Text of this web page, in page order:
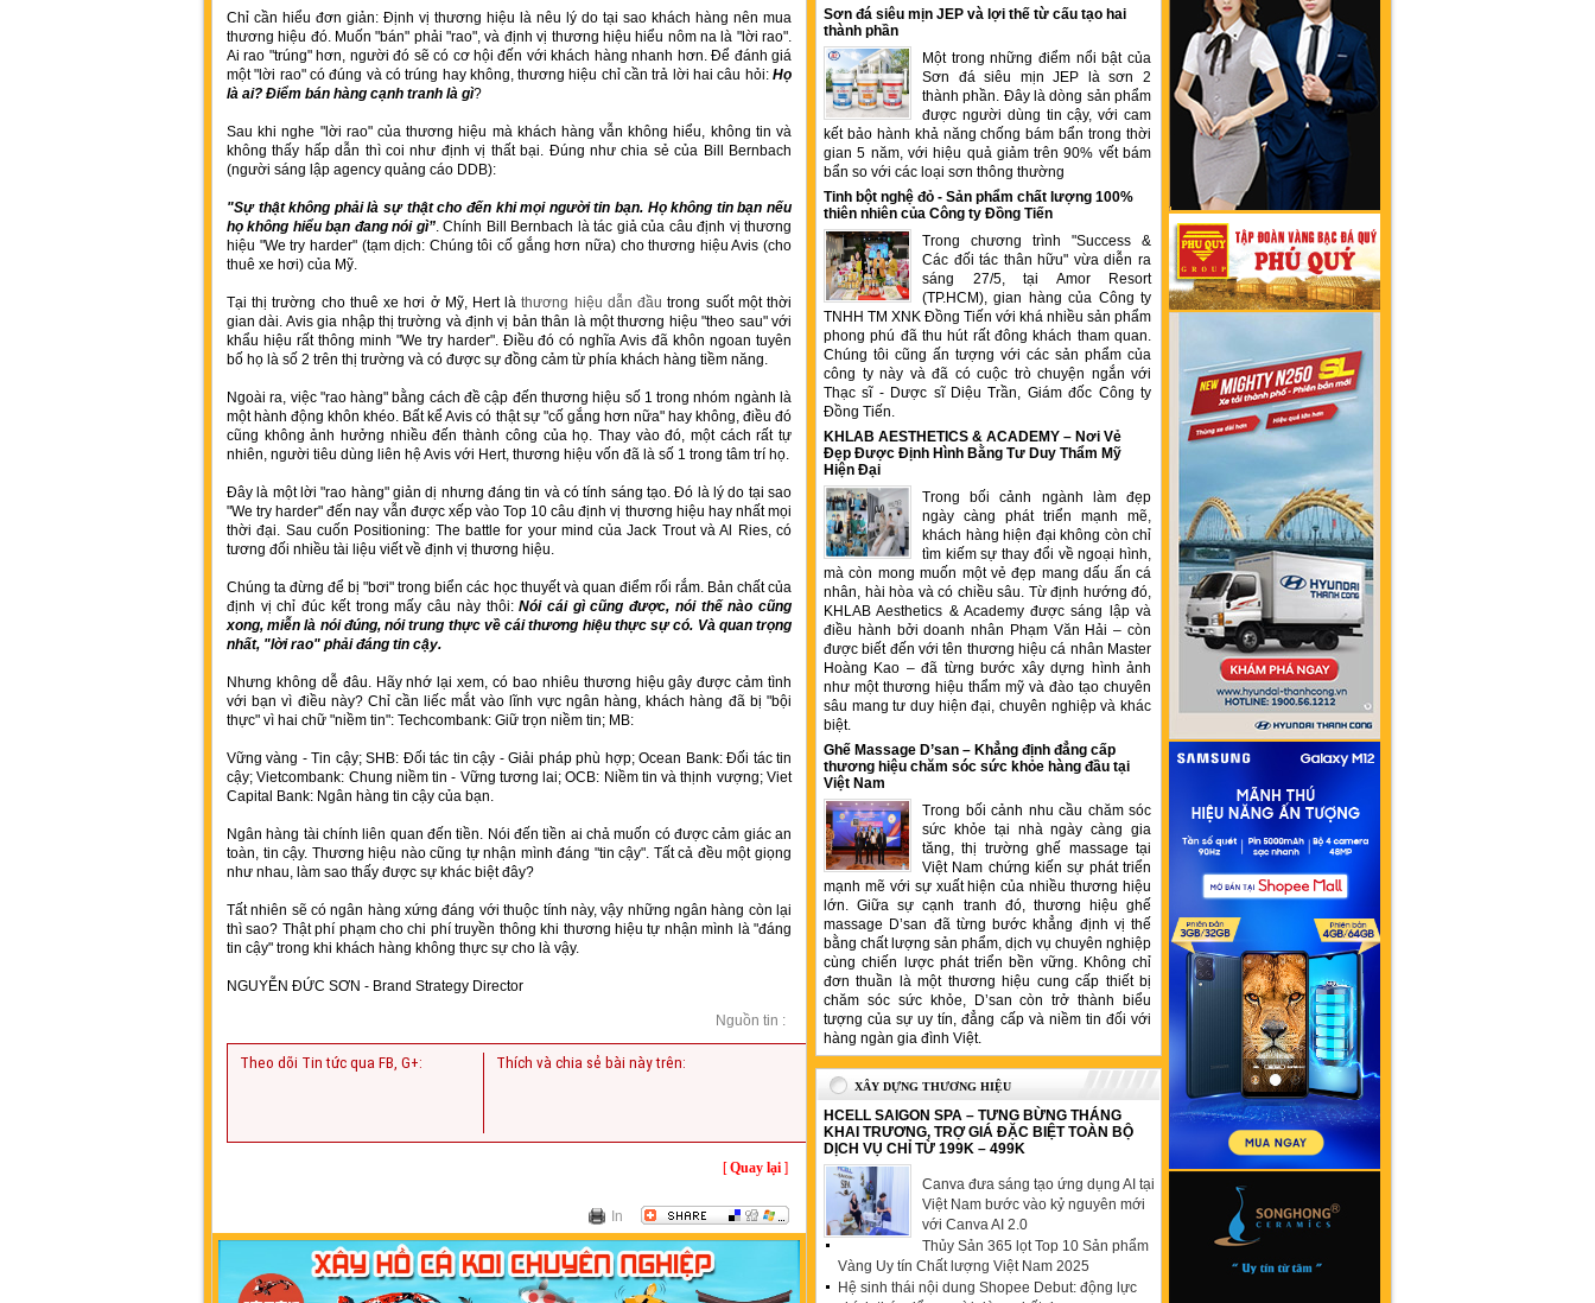
Chỉ cần hiểu đơn giản: Định vị thương hiệu là nêu lý do tại sao khách hàng nên mua
thương hiệu đó. Muốn "bán" phải "rao", và định vị thương hiệu hiểu nôm na là "lời rao".
Ai rao "trúng" hơn, người đó sẽ có cơ hội đến với khách hàng nhanh hơn. Để đánh giá
một "lời rao" có đúng và có trúng hay không, thương hiệu chỉ cần trả lời hai câu hỏi: Họ
là ai? Điểm bán hàng cạnh tranh là gì?
Sau khi nghe "lời rao" của thương hiệu mà khách hàng vẫn không hiểu, không tin và
không thấy hấp dẫn thì coi như định vị thất bại. Đúng như chia sẻ của Bill Bernbach
(người sáng lập agency quảng cáo DDB):
"Sự thật không phải là sự thật cho đến khi mọi người tin bạn. Họ không tin bạn nếu
họ không hiểu bạn đang nói gì”. Chính Bill Bernbach là tác giả của câu định vị thương
hiệu "We try harder" (tạm dịch: Chúng tôi cố gắng hơn nữa) cho thương hiệu Avis (cho
thuê xe hơi) của Mỹ.
Tại thị trường cho thuê xe hơi ở Mỹ, Hert làthương hiệu dẫn đầu trong suốt một thời
gian dài. Avis gia nhập thị trường và định vị bản thân là một thương hiệu "theo sau" với
khẩu hiệu rất thông minh "We try harder". Điều đó có nghĩa Avis đã khôn ngoan tuyên
bố họ là số 2 trên thị trường và có được sự đồng cảm từ phía khách hàng tiềm năng.
Ngoài ra, việc "rao hàng" bằng cách đề cập đến thương hiệu số 1 trong nhóm ngành là
một hành động khôn khéo. Bất kể Avis có thật sự "cố gắng hơn nữa" hay không, điều đó
cũng không ảnh hưởng nhiều đến thành công của họ. Thay vào đó, một cách rất tự
nhiên, người tiêu dùng liên hệ Avis với Hert, thương hiệu vốn đã là số 1 trong tâm trí họ.
Đây là một lời "rao hàng" giản dị nhưng đáng tin và có tính sáng tạo. Đó là lý do tại sao
"We try harder" đến nay vẫn được xếp vào Top 10 câu định vị thương hiệu hay nhất mọi
thời đại. Sau cuốn Positioning: The battle for your mind của Jack Trout và Al Ries, có
tương đối nhiều tài liệu viết về định vị thương hiệu.
Chúng ta đừng để bị "bơi" trong biển các học thuyết và quan điểm rối rắm. Bản chất của
định vị chỉ đúc kết trong mấy câu này thôi:Nói cái gì cũng được, nói thế nào cũng
xong, miễn là nói đúng, nói trung thực về cái thương hiệu thực sự có. Và quan trọng
nhất, "lời rao" phải đáng tin cậy.
Nhưng không dễ đâu. Hãy nhớ lại xem, có bao nhiêu thương hiệu gây được cảm tình
với bạn vì điều này? Chỉ cần liếc mắt vào lĩnh vực ngân hàng, khách hàng đã bị "bội
thực" vì hai chữ "niềm tin": Techcombank: Giữ trọn niềm tin; MB:
Vững vàng - Tin cậy; SHB: Đối tác tin cậy - Giải pháp phù hợp; Ocean Bank: Đối tác tin
cậy; Vietcombank: Chung niềm tin - Vững tương lai; OCB: Niềm tin và thịnh vượng; Viet
Capital Bank: Ngân hàng tin cậy của bạn.
Ngân hàng tài chính liên quan đến tiền. Nói đến tiền ai chả muốn có được cảm giác an
toàn, tin cậy. Thương hiệu nào cũng tự nhận mình đáng "tin cậy". Tất cả đều một giọng
như nhau, làm sao thấy được sự khác biệt đây?
Tất nhiên sẽ có ngân hàng xứng đáng với thuộc tính này, vậy những ngân hàng còn lại
thì sao? Thật phí phạm cho chi phí truyền thông khi thương hiệu tự nhận mình là "đáng
tin cậy" trong khi khách hàng không thực sự cho là vậy.
NGUYỄN ĐỨC SƠN - Brand Strategy Director
Nguồn tin :
Theo dõi Tin tức qua FB, G+: Thích và chia sẻ bài này trên:
[Quay lại ]
In
Sơn đá siêu mịn JEP và lợi thế từ cấu tạo hai
thành phần
Một trong những điểm nổi bật của
Sơn đá siêu mịn JEP là sơn 2
thành phần. Đây là dòng sản phẩm
được người dùng tin cậy, với cam
kết bảo hành khả năng chống bám bẩn trong thời
gian 5 năm, với hiệu quả giảm trên 90% vết bám
bẩn so với các loại sơn thông thường
Tinh bột nghệ đỏ - Sản phẩm chất lượng 100%
thiên nhiên của Công ty Đồng Tiến
Trong chương trình "Success &
Các đối tác thân hữu" vừa diễn ra
sáng 27/5, tại Amor Resort
(TP.HCM), gian hàng của Công ty
TNHH TM XNK Đồng Tiến với khá nhiều sản phẩm
phong phú đã thu hút rất đông khách tham quan.
Chúng tôi cũng ấn tượng với các sản phẩm của
công ty này và đã có cuộc trò chuyện ngắn với
Thạc sĩ - Dược sĩ Diệu Trần, Giám đốc Công ty
Đồng Tiến.
KHLAB AESTHETICS & ACADEMY – Nơi Vẻ
Đẹp Được Định Hình Bằng Tư Duy Thẩm Mỹ
Hiện Đại
Trong bối cảnh ngành làm đẹp
ngày càng phát triển mạnh mẽ,
khách hàng hiện đại không còn chỉ
tìm kiếm sự thay đổi về ngoại hình,
mà còn mong muốn một vẻ đẹp mang dấu ấn cá
nhân, hài hòa và có chiều sâu. Từ định hướng đó,
KHLAB Aesthetics & Academy được sáng lập và
điều hành bởi doanh nhân Phạm Văn Hải – còn
được biết đến với tên thương hiệu cá nhân Master
Hoàng Kao – đã từng bước xây dựng hình ảnh
như một thương hiệu thẩm mỹ và đào tạo chuyên
sâu mang tư duy hiện đại, chuyên nghiệp và khác
biệt.
Ghế Massage D’san – Khẳng định đẳng cấp
thương hiệu chăm sóc sức khỏe hàng đầu tại
Việt Nam
Trong bối cảnh nhu cầu chăm sóc
sức khỏe tại nhà ngày càng gia
tăng, thị trường ghế massage tại
Việt Nam chứng kiến sự phát triển
mạnh mẽ với sự xuất hiện của nhiều thương hiệu
lớn. Giữa sự cạnh tranh đó, thương hiệu ghế
massage D’san đã từng bước khẳng định vị thế
bằng chất lượng sản phẩm, dịch vụ chuyên nghiệp
cùng chiến lược phát triển bền vững. Không chỉ
đơn thuần là một thương hiệu cung cấp thiết bị
chăm sóc sức khỏe, D’san còn trở thành biểu
tượng của sự uy tín, đẳng cấp và niềm tin đối với
hàng ngàn gia đình Việt.
XÂY DỰNG THƯƠNG HIỆU
HCELL SAIGON SPA – TƯNG BỪNG THÁNG
KHAI TRƯƠNG, TRỢ GIÁ ĐẶC BIỆT TOÀN BỘ
DỊCH VỤ CHỈ TỪ 199K – 499K
Canva đưa sáng tạo ứng dụng AI tại
Việt Nam bước vào kỷ nguyên mới
với Canva AI 2.0
Thủy Sản 365 lọt Top 10 Sản phẩm
Vàng Uy tín Chất lượng Việt Nam 2025
Hệ sinh thái nội dung Shopee Debut: động lực